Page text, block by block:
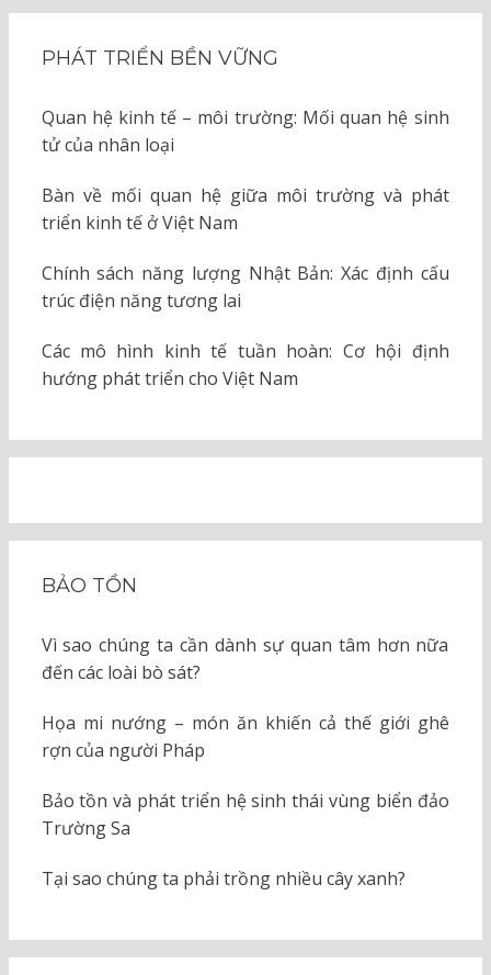
PHÁT TRIỂN BỀN VỮNG
Quan hệ kinh tế – môi trường: Mối quan hệ sinh
tử của nhân loại
Bàn về mối quan hệ giữa môi trường và phát
triển kinh tế ở Việt Nam
Chính sách năng lượng Nhật Bản: Xác định cấu
trúc điện năng tương lai
Các mô hình kinh tế tuần hoàn: Cơ hội định
hướng phát triển cho Việt Nam
BẢO TỒN
Vì sao chúng ta cần dành sự quan tâm hơn nữa
đến các loài bò sát?
Họa mi nướng – món ăn khiến cả thế giới ghê
rợn của người Pháp
Bảo tồn và phát triển hệ sinh thái vùng biển đảo
Trường Sa
Tại sao chúng ta phải trồng nhiều cây xanh?